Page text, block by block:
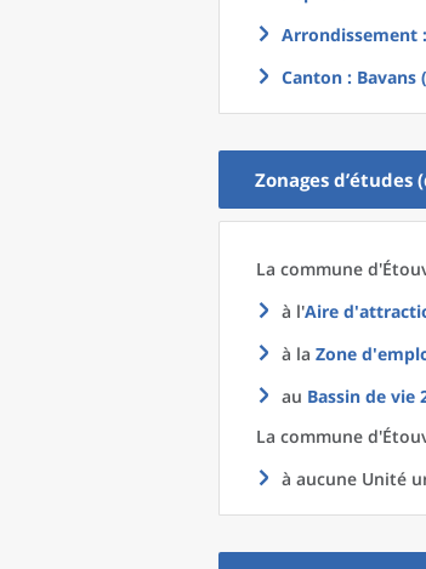
Arrondissement
Canton : Bavans
Zonages
La commune d'
à l'Aire
à la Zone
au Bassin de vie
La commune d'
à aucune Unité